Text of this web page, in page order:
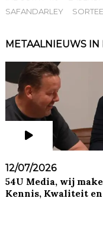
SAFANDARLEY
METAALNIEUWS IN
12/07/2026
54U Media, wij
Kennis, Kwaliteit